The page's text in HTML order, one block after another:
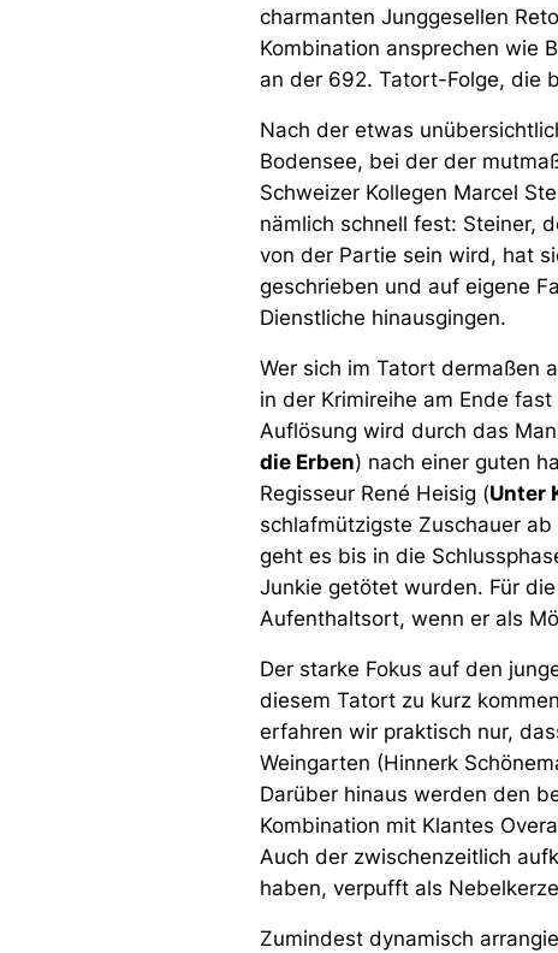
charmanten Junggesellen
Kombination ansprechen wie
an der 692. Tatort-Folge, die
Nach der etwas
Bodensee, bei der der
Schweizer Kollegen Marcel
nämlich schnell fest: Steiner,
von der Partie sein wird, hat
geschrieben und auf eigene
Dienstliche hinausgingen.
Wer sich im Tatort dermaßen
in der Krimireihe am Ende
Auflösung wird durch das
die Erben) nach einer guten
Regisseur René Heisig (Unter
schlafmützigste Zuschauer
geht es bis in die
Junkie getötet wurden. Für
Aufenthaltsort, wenn er als
Der starke Fokus auf den
diesem Tatort zu kurz
erfahren wir praktisch nur,
Weingarten (Hinnerk
Darüber hinaus werden den
Kombination mit Klantes
Auch der zwischenzeitlich
haben, verpufft als
Zumindest dynamisch